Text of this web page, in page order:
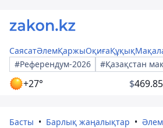
СаясатӘлемҚаржыОқиғаҚұқық
#Референдум-2026
#Қазақстан
+27° $469.85
Басты Барлық жаңалықтар